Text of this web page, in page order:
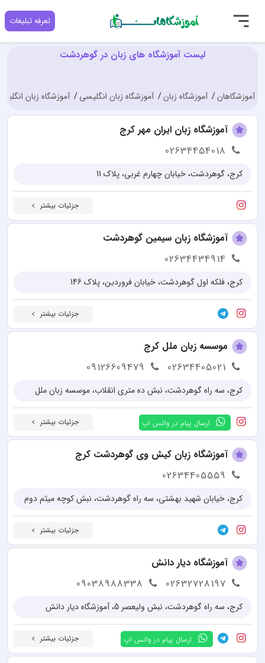
تعرفه تبلیغات
لیست آموزشگاه های زبان در گوهردشت
آموزشگاهان آموزشگاه زبان آموزشگاه زبان انگلیسی آموزشگاه زبان
آموزشگاه زبان ایران مهر کرج
02634454018
کرج، گوهردشت، خیابان چهارم غربی، پلاک 11
جزئیات بیشتر
آموزشگاه زبان سیمین گوهردشت
02634434914
کرج، فلکه اول گوهردشت، خیابان فروردین، پلاک 146
جزئیات بیشتر
موسسه زبان ملل کرج
02634405021
09126609479
کرج، سه راه گوهردشت، نبش ده متری انقلاب، موسسه زبان ملل
ارسال پیام در واتس اپ جزئیات بیشتر
آموزشگاه زبان کیش وی گوهردشت کرج
02634405559
کرج، خیابان شهید بهشتی، سه راه گوهردشت، نبش کوچه میثم دوم
جزئیات بیشتر
آموزشگاه دیار دانش
02632728197
09038988338
کرج، سه راه گوهردشت، نبش ولیعصر 5، آموزشگاه دیار دانش
ارسال پیام در واتس اپ جزئیات بیشتر